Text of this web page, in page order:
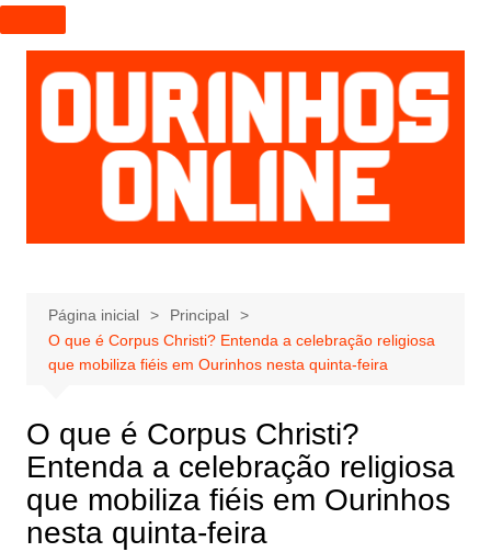
I
r
p
a
r
a
e
ú
d
Página inicial
Principal
O que é Corpus Christi? Entenda a celebração religiosa
que mobiliza fiéis em Ourinhos nesta quinta-feira
O que é Corpus Christi?
Entenda a celebração religiosa
que mobiliza fiéis em Ourinhos
nesta quinta-feira